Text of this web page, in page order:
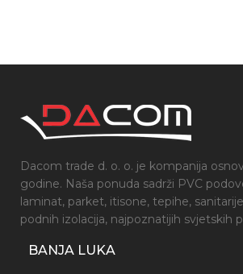
Dacom trade d. o. o. je kompanija
godine. Naša ponuda sadrži PVC
laminat, parket, itisone, tepihe,
podnih izolacija, najpoznatijih svjetskih
BANJA LUKA